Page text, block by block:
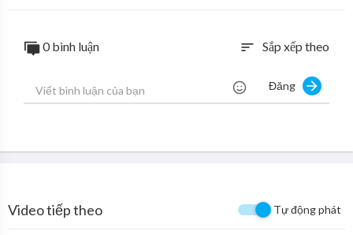
0 bình luận sort Sắp xếp theo
Đăng
Video tiếp theo Tự động phát